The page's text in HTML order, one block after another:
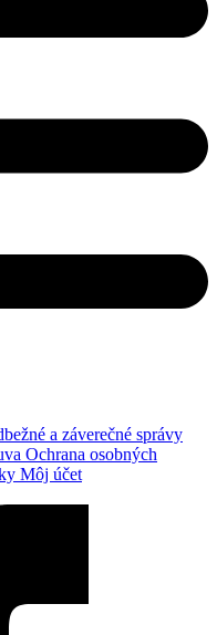
a záverečné správy
Ochrana osobných
Môj účet